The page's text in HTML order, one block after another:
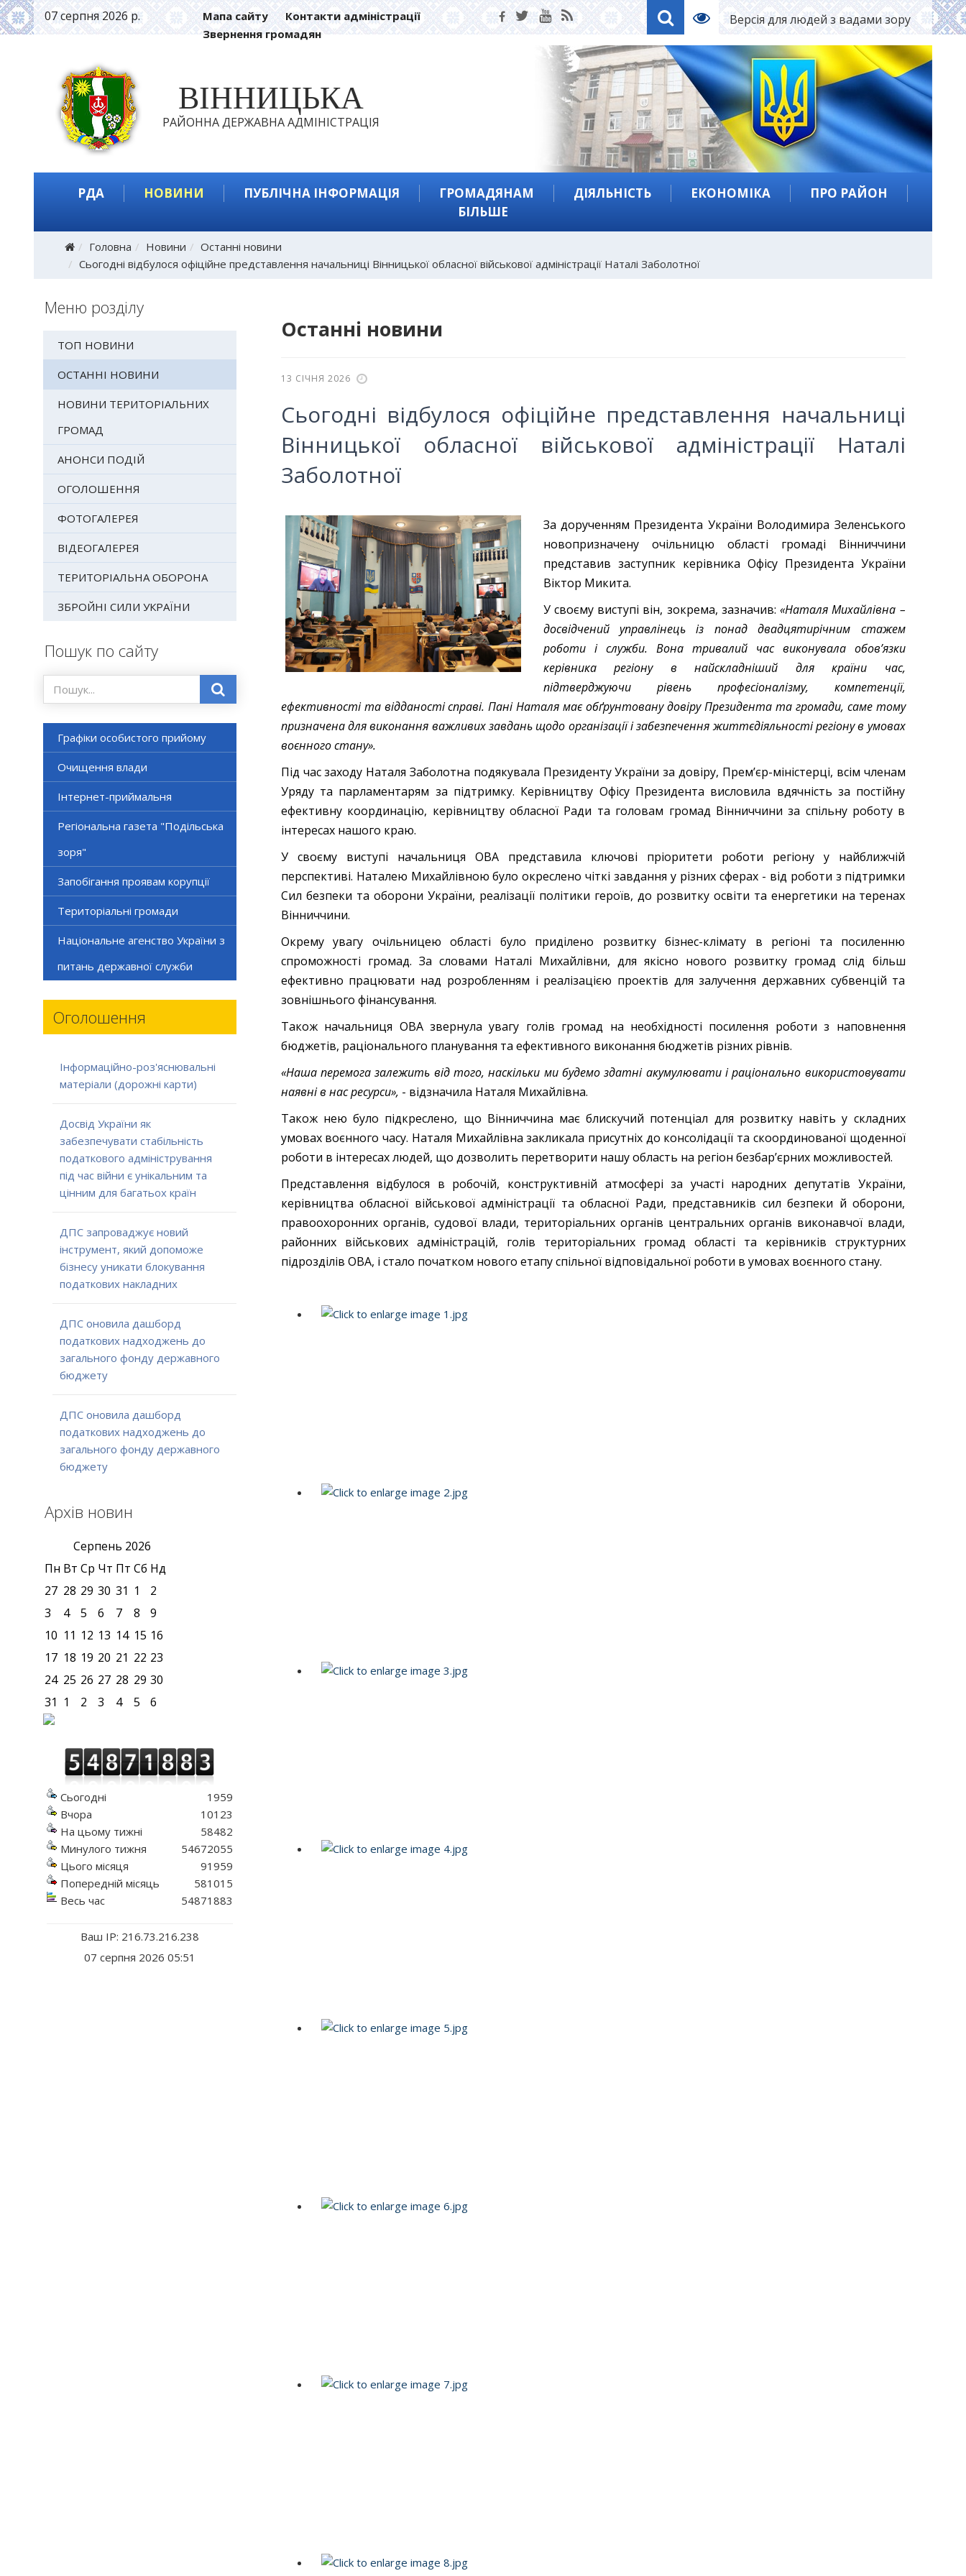
07 серпня 2026 р. Мапа сайту
Контакти адміністрації
Звернення громадян
Версія для людей з вадами зору
ВІННИЦЬКА
РАЙОННА ДЕРЖАВНА АДМІНІСТРАЦІЯ
РДА НОВИНИ ПУБЛІЧНА ІНФОРМАЦІЯ ГРОМАДЯНАМ ДІЯЛЬНІСТЬ ЕКОНОМІКА
ПРО РАЙОН
БІЛЬШЕ
Головна Новини
Останні новини
Сьогодні відбулося офіційне представлення начальниці Вінницької обласної військової адміністрації Наталі Заболотної
Меню розділу
ТОП НОВИНИ
ОСТАННІ НОВИНИ
НОВИНИ ТЕРИТОРІАЛЬНИХ
ГРОМАД
АНОНСИ ПОДІЙ
ОГОЛОШЕННЯ
ФОТОГАЛЕРЕЯ
ВІДЕОГАЛЕРЕЯ
ТЕРИТОРІАЛЬНА ОБОРОНА
ЗБРОЙНІ СИЛИ УКРАЇНИ
Пошук по сайту
Графіки особистого прийому
Очищення влади
Інтернет-приймальня
Регіональна газета "Подільська
зоря"
Запобігання проявам корупції
Територіальні громади
Національне агенство України з
питань державної служби
Оголошення
Інформаційно-роз'яснювальні
матеріали (дорожні карти)
Досвід України як
забезпечувати стабільність
податкового адміністрування
під час війни є унікальним та
цінним для багатьох країн
ДПС запроваджує новий
інструмент, який допоможе
бізнесу уникати блокування
податкових накладних
ДПС оновила дашборд
податкових надходжень до
загального фонду державного
бюджету
ДПС оновила дашборд
податкових надходжень до
загального фонду державного
бюджету
Архів новин
Серпень 2026
Пн Вт Ср Чт Пт Сб Нд
27 28 29 30 31 1
2
3
4 5 6 7 8
9
10 11 12 13 14 15 16
17 18 19 20 21 22 23
24 25 26 27 28 29 30
31 1 2 3 4 5 6
Сьогодні
Вчора
На цьому тижні
Минулого тижня
Цього місяця
Попередній місяць
Весь час
1959
10123
58482
54672055
91959
581015
54871883
Ваш IP: 216.73.216.238
07 серпня 2026 05:51
Останні новини
13 СІЧНЯ 2026
Сьогодні відбулося офіційне представлення начальниці
Вінницької обласної військової адміністрації Наталі
Заболотної
За дорученням Президента України Володимира Зеленського
новопризначену очільницю області громаді Вінниччини
представив заступник керівника Офісу Президента України
Віктор Микита.
У своєму виступі він, зокрема, зазначив:«Наталя Михайлівна –
досвідчений управлінець із понад двадцятирічним стажем
роботи і служби. Вона тривалий час виконувала обовʼязки
керівника регіону в найскладніший для країни час,
підтверджуючи рівень професіоналізму, компетенції,
ефективності та відданості справі. Пані Наталя має обґрунтовану довіру Президента та громади, саме тому
призначена для виконання важливих завдань щодо організації і забезпечення життєдіяльності регіону в умовах
воєнного стану».
Під час заходу Наталя Заболотна подякувала Президенту України за довіру, Прем’єр-міністерці, всім членам
Уряду та парламентарям за підтримку. Керівництву Офісу Президента висловила вдячність за постійну
ефективну координацію, керівництву обласної Ради та головам громад Вінниччини за спільну роботу в
інтересах нашого краю.
У своєму виступі начальниця ОВА представила ключові пріоритети роботи регіону у найближчій
перспективі. Наталею Михайлівною було окреслено чіткі завдання у різних сферах - від роботи з підтримки
Сил безпеки та оборони України, реалізації політики героїв, до розвитку освіти та енергетики на теренах
Вінниччини.
Окрему увагу очільницею області було приділено розвитку бізнес-клімату в регіоні та посиленню
спроможності громад. За словами Наталі Михайлівни, для якісно нового розвитку громад слід більш
ефективно працювати над розробленням і реалізацією проектів для залучення державних субвенцій та
зовнішнього фінансування.
Також начальниця ОВА звернула увагу голів громад на необхідності посилення роботи з наповнення
бюджетів, раціонального планування та ефективного виконання бюджетів різних рівнів.
«Наша перемога залежить від того, наскільки ми будемо здатні акумулювати і раціонально використовувати
наявні в нас ресурси», - відзначила Наталя Михайлівна.
Також нею було підкреслено, що Вінниччина має блискучий потенціал для розвитку навіть у складних
умовах воєнного часу. Наталя Михайлівна закликала присутніх до консолідації та скоординованої щоденної
роботи в інтересах людей, що дозволить перетворити нашу область на регіон безбар’єрних можливостей.
Представлення відбулося в робочій, конструктивній атмосфері за участі народних депутатів України,
керівництва обласної військової адміністрації та обласної Ради, представників сил безпеки й оборони,
правоохоронних органів, судової влади, територіальних органів центральних органів виконавчої влади,
районних військових адміністрацій, голів територіальних громад області та керівників структурних
підрозділів ОВА, і стало початком нового етапу спільної відповідальної роботи в умовах воєнного стану.